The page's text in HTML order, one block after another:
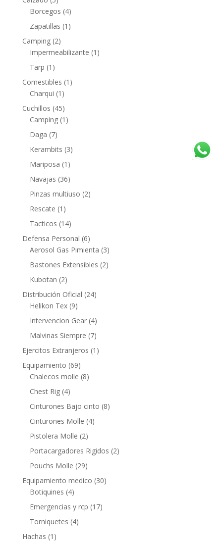
Borcegos (4)
Zapatillas (1)
Camping (2)
Impermeabilizante (1)
Tarp (1)
Comestibles (1)
Charqui (1)
Cuchillos (45)
Camping (1)
Daga (7)
Kerambits (3)
Mariposa (1)
Navajas (36)
Pinzas multiuso (2)
Rescate (1)
Tacticos (14)
Defensa Personal (6)
Aerosol Gas Pimienta (3)
Bastones Extensibles (2)
Kubotan (2)
Distribución Oficial (24)
Helikon Tex (9)
Intervencion Gear (4)
Malvinas Siempre (7)
Ejercitos Extranjeros (1)
Equipamiento (69)
Chalecos molle (8)
Chest Rig (4)
Cinturones Bajo cinto (8)
Cinturones Molle (4)
Pistolera Molle (2)
Portacargadores Rigidos (2)
Pouchs Molle (29)
Equipamiento medico (30)
Botiquines (4)
Emergencias y rcp (17)
Torniquetes (4)
Hachas (1)